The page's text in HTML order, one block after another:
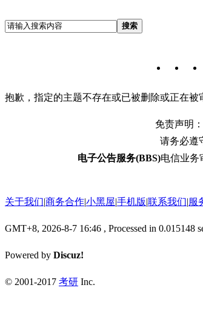
搜索
抱歉，指定的主题不存在或已被删除或正在被
免责声明
请务必遵
电子公告服务(BBS)电信业务
关于我们|商务合作|小黑屋|手机版|联系我们|服
GMT+8, 2026-8-7 16:46 , Processed in 0.015148
Powered by Discuz!
© 2001-2017 考研 Inc.